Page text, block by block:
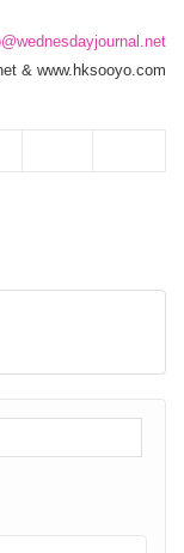
& www.hksooyo.com